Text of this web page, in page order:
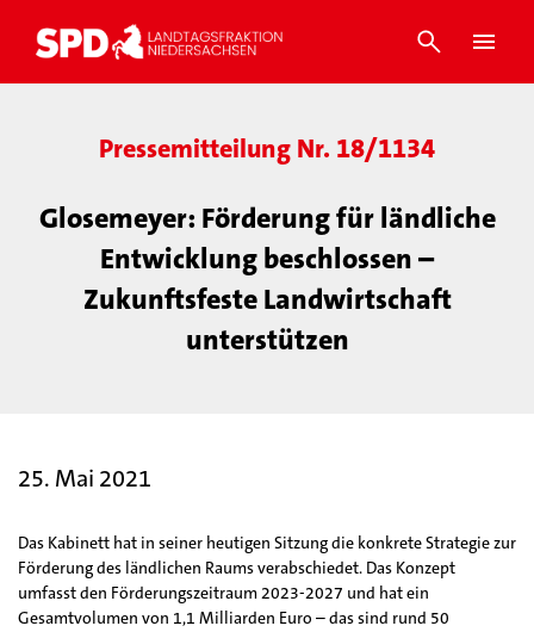
Pressemitteilung Nr. 18/1134
Glosemeyer: Förderung für ländliche
Entwicklung beschlossen –
Zukunftsfeste Landwirtschaft
unterstützen
25. Mai 2021
Das Kabinett hat in seiner heutigen Sitzung die konkrete Strategie zur
Förderung des ländlichen Raums verabschiedet. Das Konzept
umfasst den Förderungszeitraum 2023-2027 und hat ein
Gesamtvolumen von 1,1 Milliarden Euro – das sind rund 50